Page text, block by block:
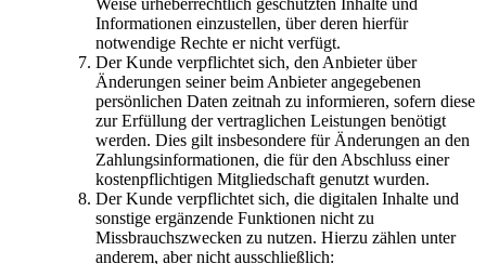
Informationen einzustellen, über deren hierfür
notwendige Rechte er nicht verfügt.
Der Kunde verpflichtet sich, den Anbieter über
Änderungen seiner beim Anbieter angegebenen
persönlichen Daten zeitnah zu informieren, sofern diese
zur Erfüllung der vertraglichen Leistungen benötigt
werden. Dies gilt insbesondere für Änderungen an den
Zahlungsinformationen, die für den Abschluss einer
kostenpflichtigen Mitgliedschaft genutzt wurden.
Der Kunde verpflichtet sich, die digitalen Inhalte und
sonstige ergänzende Funktionen nicht zu
Missbrauchszwecken zu nutzen. Hierzu zählen unter
anderem, aber nicht ausschließlich: